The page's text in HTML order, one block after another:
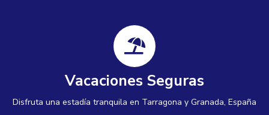
Vacaciones Seguras
Disfruta una estadía tranquila en Tarragona y Granada, España